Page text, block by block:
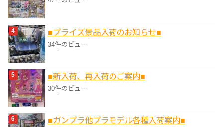
■プライズ景品入荷のお知らせ■
34件のビュー
■新入荷、再入荷のご案内■
30件のビュー
■ガンプラ他プラモデル各種入荷案内■